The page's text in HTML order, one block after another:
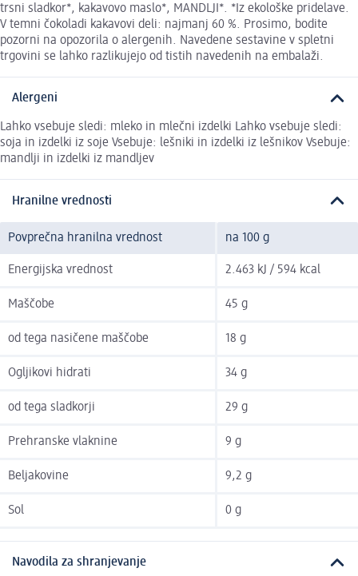
trsni sladkor*, kakavovo maslo*, MANDLJI*. *Iz ekološke pridelave.
V temni čokoladi kakavovi deli: najmanj 60 %. Prosimo, bodite
pozorni na opozorila o alergenih. Navedene sestavine v spletni
trgovini se lahko razlikujejo od tistih navedenih na embalaži.
Alergeni
Lahko vsebuje sledi: mleko in mlečni izdelki Lahko vsebuje sledi:
soja in izdelki iz soje Vsebuje: lešniki in izdelki iz lešnikov Vsebuje:
mandlji in izdelki iz mandljev
Hranilne vrednosti
Povprečna hranilna vrednost na 100 g
Energijska vrednost 2.463 kJ / 594 kcal
Maščobe 45 g
od tega nasičene maščobe 18 g
Ogljikovi hidrati 34 g
od tega sladkorji 29 g
Prehranske vlaknine 9 g
Beljakovine 9,2 g
Sol 0 g
Navodila za shranjevanje